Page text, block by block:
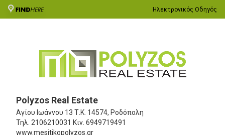
Ηλεκτρονικός Οδηγός
Polyzos Real Estate
Αγίου Ιωάννου 13 Τ.Κ. 14574, Ροδόπολη
Τηλ. 2106210031 Κιν. 6949719491
www.mesitikopolyzos.gr